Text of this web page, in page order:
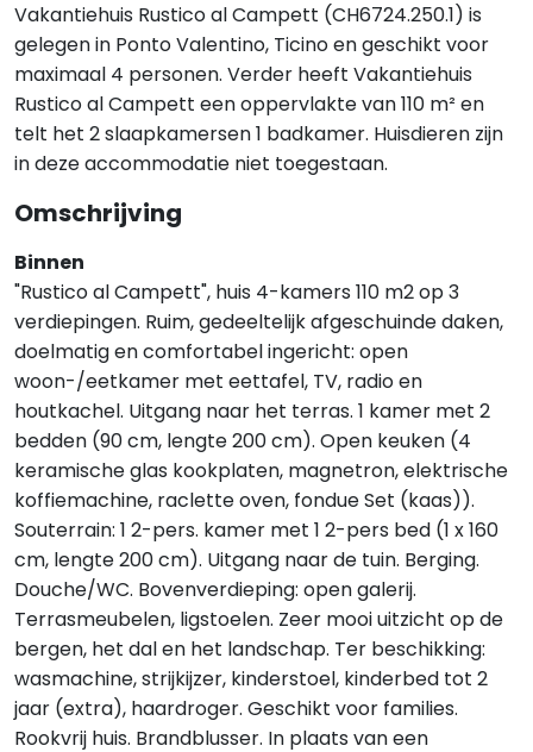
Vakantiehuis Rustico al Campett (CH6724.250.1) is
gelegen in Ponto Valentino, Ticino en geschikt voor
maximaal 4 personen. Verder heeft Vakantiehuis
Rustico al Campett een oppervlakte van 110 m² en
telt het 2 slaapkamersen 1 badkamer. Huisdieren zijn
in deze accommodatie niet toegestaan.
Omschrijving
Binnen
"Rustico al Campett", huis 4-kamers 110 m2 op 3
verdiepingen. Ruim, gedeeltelijk afgeschuinde daken,
doelmatig en comfortabel ingericht: open
woon-/eetkamer met eettafel, TV, radio en
houtkachel. Uitgang naar het terras. 1 kamer met 2
bedden (90 cm, lengte 200 cm). Open keuken (4
keramische glas kookplaten, magnetron, elektrische
koffiemachine, raclette oven, fondue Set (kaas)).
Souterrain: 1 2-pers. kamer met 1 2-pers bed (1 x 160
cm, lengte 200 cm). Uitgang naar de tuin. Berging.
Douche/WC. Bovenverdieping: open galerij.
Terrasmeubelen, ligstoelen. Zeer mooi uitzicht op de
bergen, het dal en het landschap. Ter beschikking:
wasmachine, strijkijzer, kinderstoel, kinderbed tot 2
jaar (extra), haardroger. Geschikt voor families.
Rookvrij huis. Brandblusser. In plaats van een